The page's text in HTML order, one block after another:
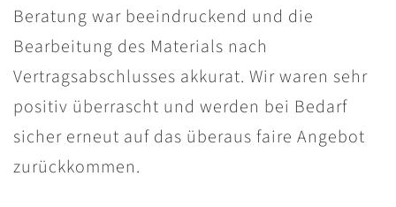
Beratung war beeindruckend und die
Bearbeitung des Materials nach
Vertragsabschlusses akkurat. Wir waren sehr
positiv überrascht und werden bei Bedarf
sicher erneut auf das überaus faire Angebot
zurückkommen.